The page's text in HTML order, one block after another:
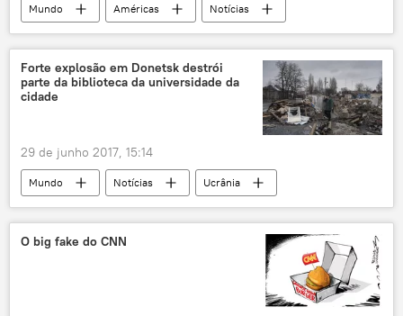
Mundo Américas
Notícias
Chile
Bolívia
La Paz
Oceano Pacífico
Evo Morales
Tribunal Internacional de Justiça
Forte explosão em Donetsk destrói
parte da biblioteca da universidade da
cidade
29 de junho 2017, 15:14
Mundo Notícias
Ucrânia
Donbass
Donetsk
explosão
universidade
O big fake do CNN